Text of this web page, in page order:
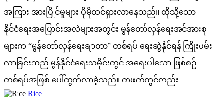
အကြား အားပြိုင်မှုများ ပိုမိုထင်ရှားလာနေသည်။ ထိုသို့သော
နိုင်ငံရေးအပြောင်းအလဲများအတွင်း မွန်တော်လှန်ရေးအင်အားစု
များက “မွန်တော်လှန်ရေးချာတာ” တစ်ရပ် ရေးဆွဲနိုင်ရန် ကြိုးပမ်း
လာခြင်းသည် မွန်နိုင်ငံရေးသမိုင်းတွင် အရေးပါသော ဖြစ်စဉ်
တစ်ရပ်အဖြစ် ပေါ်ထွက်လာခဲ့သည်။ တဖက်တွင်လည်း…
Posted Rice